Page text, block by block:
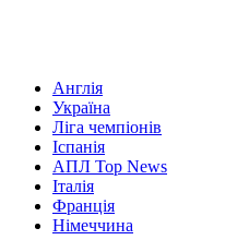
Англія
Україна
Ліга чемпіонів
Іспанія
АПЛ Top News
Італія
Франція
Німеччина